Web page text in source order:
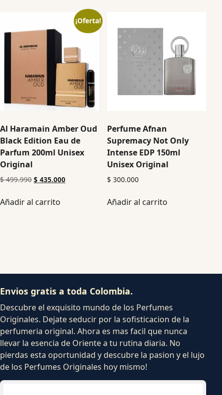
¡Oferta!
Al Haramain Amber Oud
Black Edition Eau de
Parfum 200ml Unisex
Original
$499.990 $ 435.000
Añadir al carrito
Perfume Afnan
Supremacy Not Only
Intense EDP 150ml
Unisex Original
$ 300.000
Añadir al carrito
Envios gratis a toda Colombia.
Descubre el exquisito mundo de los Perfumes
Originales. Dejate seducir por la sofisticacion de la
perfumeria original. Ahora es mas facil que nunca
llevar la esencia de Oriente a tu rutina diaria. No
pierdas esta oportunidad y descubre la pasion y el lujo
de los Perfumes Originales hoy mismo!